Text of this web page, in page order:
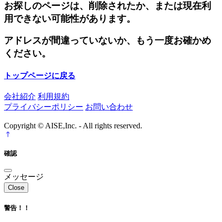
お探しのページは、削除されたか、または現在利
用できない可能性があります。
アドレスが間違っていないか、もう一度お確かめ
ください。
トップページに戻る
会社紹介 利用規約
プライバシーポリシー お問い合わせ
Copyright © AISE,Inc. - All rights reserved.
確認
メッセージ
Close
警告！！